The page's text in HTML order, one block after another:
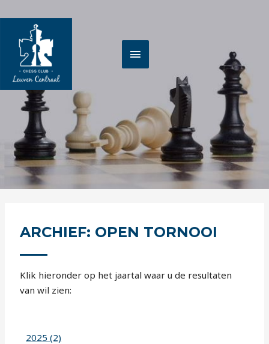
naar
inhoud
ARCHIEF: OPEN TORNOOI
Klik hieronder op het jaartal waar u de resultaten
van wil zien:
2025 (2)